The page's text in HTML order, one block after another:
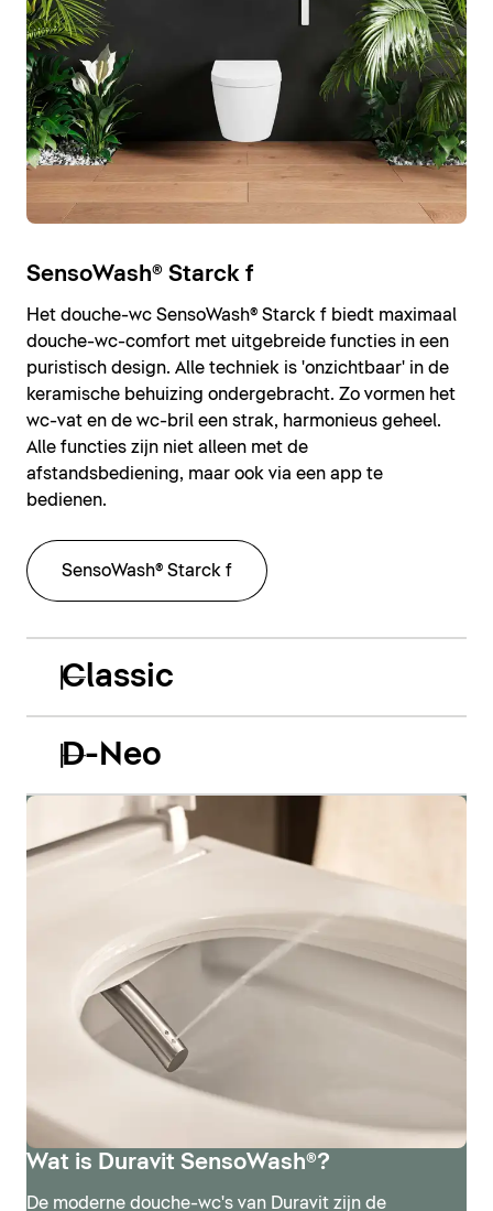
SensoWash® Starck f
Het douche-wc SensoWash® Starck f biedt maximaal
douche-wc-comfort met uitgebreide functies in een
puristisch design. Alle techniek is 'onzichtbaar' in de
keramische behuizing ondergebracht. Zo vormen het
wc-vat en de wc-bril een strak, harmonieus geheel.
Alle functies zijn niet alleen met de
afstandsbediening, maar ook via een app te
bedienen.
SensoWash® Starck f
Classic
D-Neo
Wat is Duravit SensoWash®?
De moderne douche-wc's van Duravit zijn de